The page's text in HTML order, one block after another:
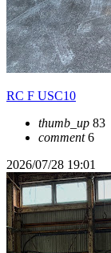
RC F USC10
thumb_up 83
comment6
2026/07/28 19:01